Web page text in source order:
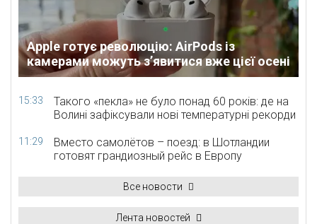
Apple готує революцію: AirPods із
камерами можуть з’явитися вже цієї осені
15:33
Такого «пекла» не було понад 60 років: де на
Волині зафіксували нові температурні рекорди
11:29
Вместо самолётов – поезд: в Шотландии
готовят грандиозный рейс в Европу
Все новости
Лента новостей